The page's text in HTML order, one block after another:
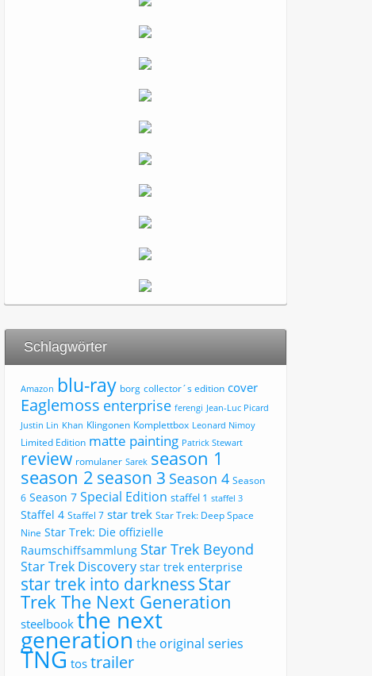
Schlagwörter
Amazon blu-ray borg collector´s edition cover
Eaglemoss enterprise ferengi Jean-Luc Picard
Justin Lin Khan Klingonen Komplettbox Leonard Nimoy
Limited Edition matte painting Patrick Stewart
review romulaner Sarek season 1
season 2 season 3 Season 4 Season
6 Season 7 Special Edition staffel 1 staffel 3
Staffel 4 Staffel 7 star trek Star Trek: Deep Space
Nine Star Trek: Die offizielle
Raumschiffsammlung Star Trek Beyond
Star Trek Discovery star trek enterprise
star trek into darkness Star
Trek The Next Generation
steelbook the next
generation the original series
TNG tos trailer